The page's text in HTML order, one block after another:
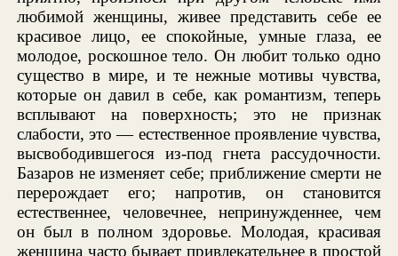
любимой женщины, живее представить себе ее
красивое лицо, ее спокойные, умные глаза, ее
молодое, роскошное тело. Он любит только одно
существо в мире, и те нежные мотивы чувства,
которые он давил в себе, как романтизм, теперь
всплывают на поверхность; это не признак
слабости, это — естественное проявление чувства,
высвободившегося из-под гнета рассудочности.
Базаров не изменяет себе; приближение смерти не
перерождает его; напротив, он становится
естественнее, человечнее, непринужденнее, чем
он был в полном здоровье. Молодая, красивая
женщина часто бывает привлекательнее в простой